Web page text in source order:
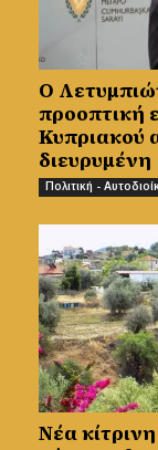
Ο
προοπτική
Κυπριακού
διευρυμένη
Πολιτική -
Νέα